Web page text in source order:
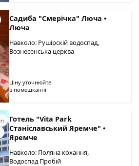
Садиба "Смерічка" Люча •
Люча
Навколо: Рушірскій водоспад,
Вознесенська церква
Ціну уточнюйте
в помешканні
Готель "Vita Park
Станіславський Яремче" •
Яремче
Навколо: Поляна кохання,
Водоспад Пробій